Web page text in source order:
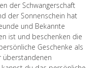
der Schwangerschaft
der Sonnenschein hat
und Bekannte
ist und beschenken die
Geschenke als
überstandenen